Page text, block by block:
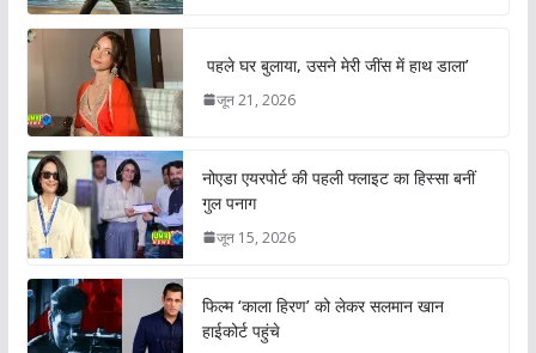
पहले घर बुलाया, उसने मेरी जींस में हाथ डाला’
जून 21, 2026
नोएडा एयरपोर्ट की पहली फ्लाइट का हिस्सा बनीं
गुल पनाग
जून 15, 2026
फिल्म ‘काला हिरण’ को लेकर सलमान खान
हाईकोर्ट पहुंचे